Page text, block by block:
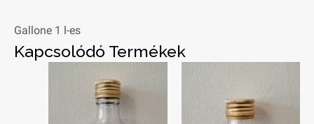
Gallone 1 l-es
Kapcsolódó Termékek